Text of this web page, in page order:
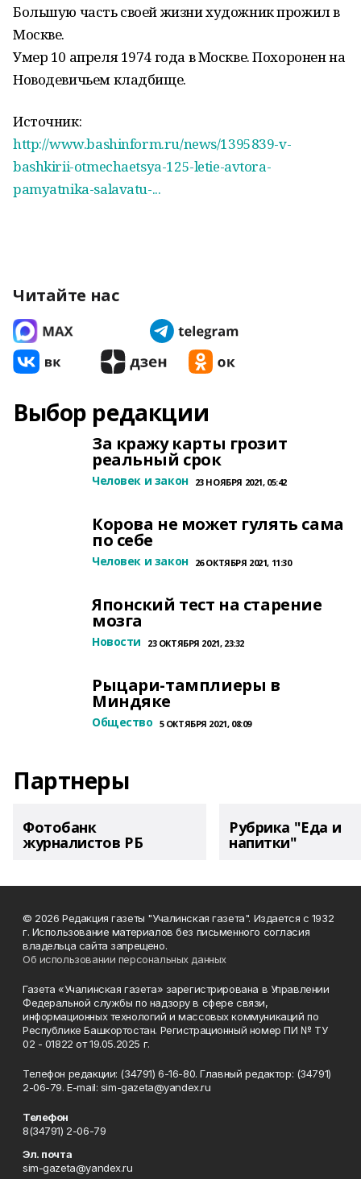
Большую часть своей жизни художник прожил в
Москве.
Умер 10 апреля 1974 года в Москве. Похоронен на
Новодевичьем кладбище.
Источник:
http://www.bashinform.ru/news/1395839-v-
bashkirii-otmechaetsya-125-letie-avtora-
pamyatnika-salavatu-...
Читайте нас
Выбор редакции
За кражу карты грозит
реальный срок
Человек и закон 23 НОЯБРЯ 2021, 05:42
Корова не может гулять сама
по себе
Человек и закон 26 ОКТЯБРЯ 2021, 11:30
Японский тест на старение
мозга
Новости 23 ОКТЯБРЯ 2021, 23:32
Рыцари-тамплиеры в
Миндяке
Общество 5 ОКТЯБРЯ 2021, 08:09
Партнеры
Фотобанк
журналистов РБ
Рубрика "Еда и
напитки"
© 2026 Редакция газеты "Учалинская газета". Издается с 1932
г. Использование материалов без письменного согласия
владельца сайта запрещено.
Об использовании персональных данных
Газета «Учалинская газета» зарегистрирована в Управлении
Федеральной службы по надзору в сфере связи,
информационных технологий и массовых коммуникаций по
Республике Башкортостан. Регистрационный номер ПИ № ТУ
02 - 01822 от 19.05.2025 г.
Телефон редакции: (34791) 6-16-80. Главный редактор: (34791)
2-06-79. Е-mаil: sim-gazeta@yandex.ru
Телефон
8(34791) 2-06-79
Эл. почта
sim-gazeta@yandex.ru